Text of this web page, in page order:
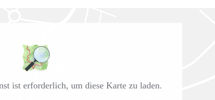
ist erforderlich, um diese Karte zu laden.